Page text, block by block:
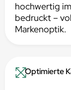
hochwertig
bedruckt –
Markenoptik.
Optimierte